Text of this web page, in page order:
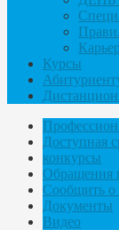
Курсы
Доступная
конкурсы
Обращения
Сообщить о
Документы
Видео